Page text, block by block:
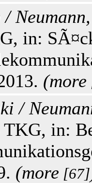
Neumann,
in:
(more
/
TKG, in:
(more [67]